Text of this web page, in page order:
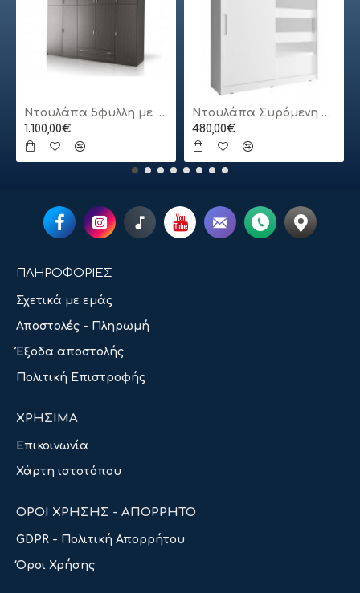
Ντουλάπα 5φυλλη με πατάρι
1.100,00€
Ντουλάπα Συρόμενη 24113-MJ3-180 Χρώμα Λευκό 180x200x62cm
480,00€
ΠΛΗΡΟΦΟΡΙΕΣ
Σχετικά με εμάς
Αποστολές - Πληρωμή
Έξοδα αποστολής
Πολιτική Επιστροφής
ΧΡΗΣΙΜΑ
Επικοινωνία
Χάρτη ιστοτόπου
ΟΡΟΙ ΧΡΗΣΗΣ - ΑΠΟΡΡΗΤΟ
GDPR - Πολιτική Απορρήτου
Όροι Χρήσης